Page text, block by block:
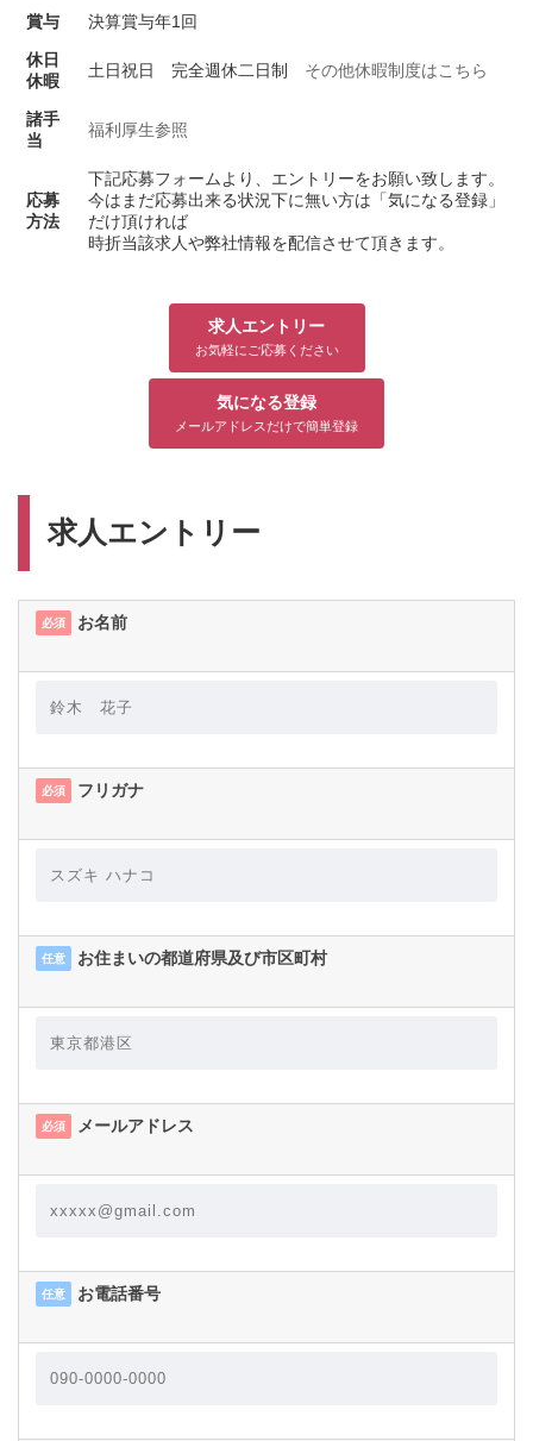
賞与
決算賞与年1回
休日
休暇
土日祝日 完全週休二日制 その他休暇制度はこちら
諸手
当
福利厚生参照
応募
方法
下記応募フォームより、エントリーをお願い致します。
今はまだ応募出来る状況下に無い方は「気になる登録」
だけ頂ければ
時折当該求人や弊社情報を配信させて頂きます。
求人エントリー
お気軽にご応募ください
気になる登録
メールアドレスだけで簡単登録
求人エントリー
必須 お名前
必須 フリガナ
任意 お住まいの都道府県及び市区町村
必須 メールアドレス
任意 お電話番号